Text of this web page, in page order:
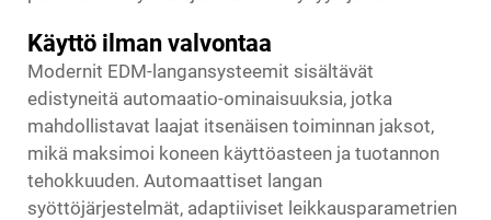
Käyttö ilman valvontaa
Modernit EDM-langansysteemit sisältävät
edistyneitä automaatio-ominaisuuksia, jotka
mahdollistavat laajat itsenäisen toiminnan jaksot,
mikä maksimoi koneen käyttöasteen ja tuotannon
tehokkuuden. Automaattiset langan
syöttöjärjestelmät, adaptiiviset leikkausparametrien